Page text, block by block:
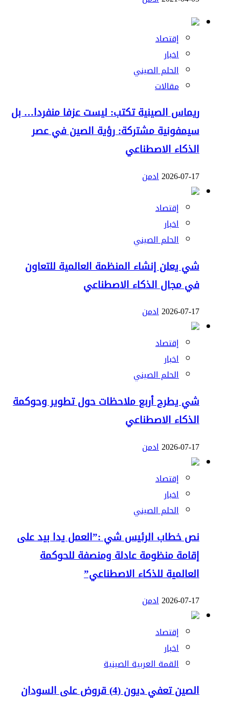
إقتصاد
اخبار
الحلم الصيني
مقالات
ريماس الصينية تكتب: ليست عزفا منفردا… بل
سيمفونية مشتركة: رؤية الصين في عصر
الذكاء الاصطناعي
2026-07-17ادمن
إقتصاد
اخبار
الحلم الصيني
شي يعلن إنشاء المنظمة العالمية للتعاون
في مجال الذكاء الاصطناعي
2026-07-17ادمن
إقتصاد
اخبار
الحلم الصيني
شي يطرح أربع ملاحظات حول تطوير وحوكمة
الذكاء الاصطناعي
2026-07-17ادمن
إقتصاد
اخبار
الحلم الصيني
نص خطاب الرئيس شي :”العمل يدا بيد على
إقامة منظومة عادلة ومنصفة للحوكمة
العالمية للذكاء الاصطناعي”
2026-07-17ادمن
إقتصاد
اخبار
القمة العربية الصينية
الصين تعفي ديون (4) قروض على السودان